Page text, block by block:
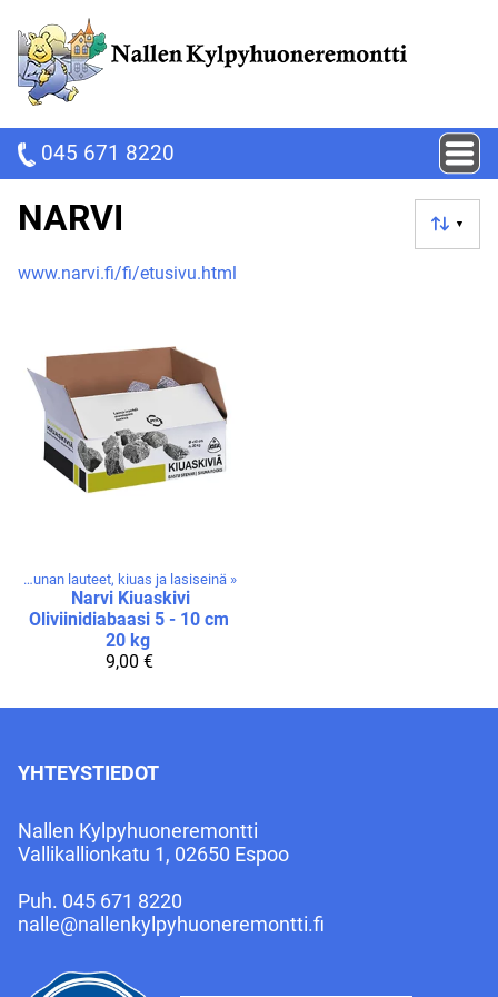
045 671 8220
▼
NARVI
www.narvi.fi/fi/etusivu.html
Saunan lauteet, kiuas ja lasiseinä ‪»
Narvi Kiuaskivi
Oliviinidiabaasi 5 - 10 cm
20 kg
9,00 €
YHTEYSTIEDOT
Nallen Kylpyhuoneremontti
Vallikallionkatu 1, 02650 Espoo
Puh. 045 671 8220
nalle@nallenkylpyhuoneremontti.fi